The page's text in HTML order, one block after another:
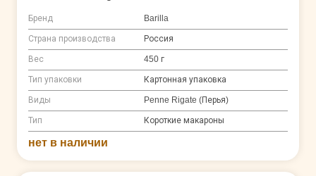
Бренд Barilla
Страна производства Россия
Вес 450 г
Тип упаковки Картонная упаковка
Виды Penne Rigate (Перья)
Тип Короткие макароны
нет в наличии